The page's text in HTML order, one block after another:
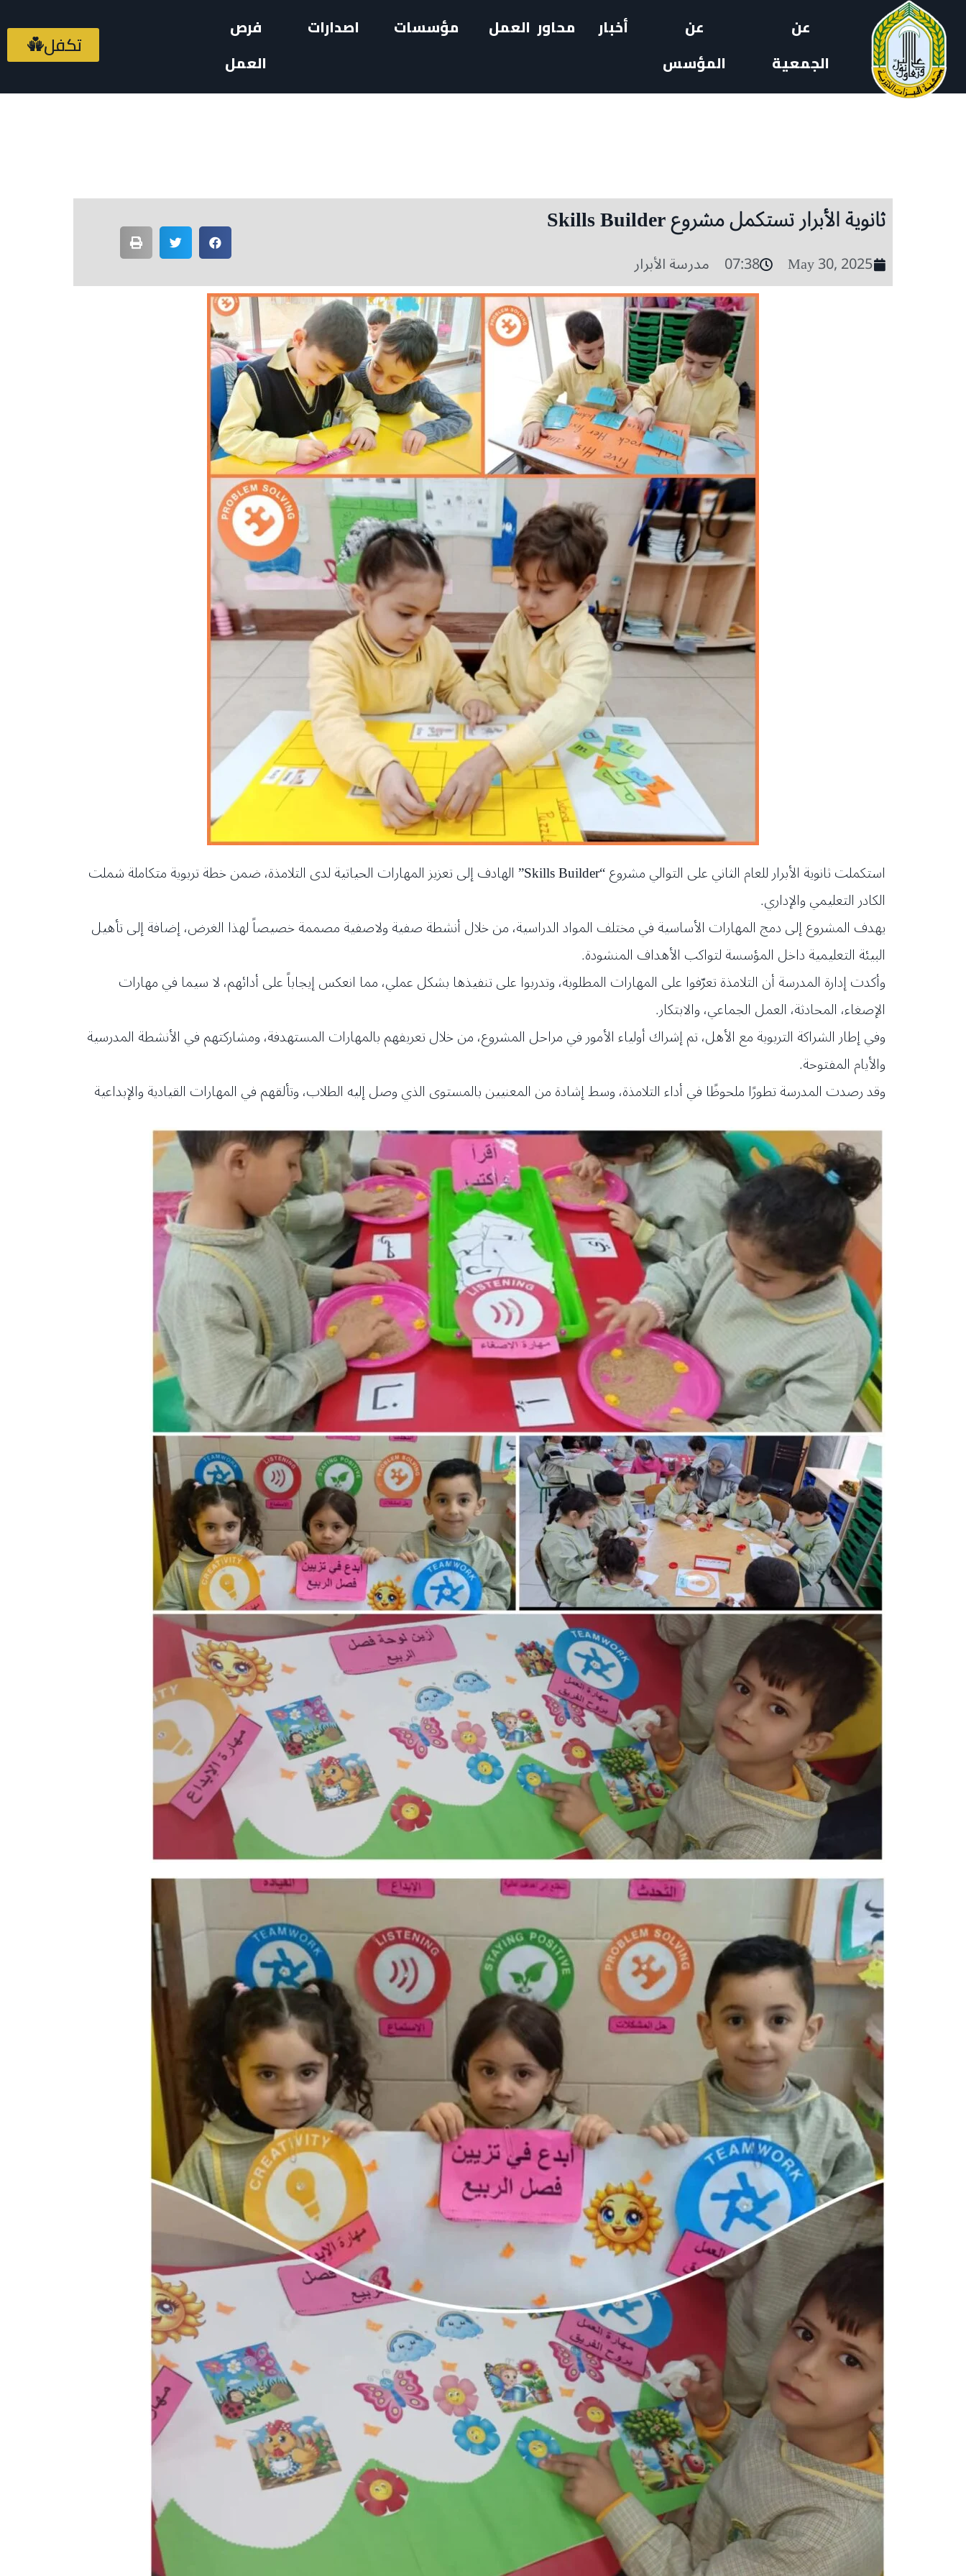
عن
الجمعية
عن
المؤسس
أخبار محاور العمل مؤسسات اصدارات
فرص
العمل
تكفل
ثانوية الأبرار تستكمل مشروع Skills Builder
May 30, 2025
07:38 مدرسة الأبرار
استكملت ثانوية الأبرار للعام الثاني على التوالي مشروع “Skills Builder” الهادف إلى تعزيز المهارات الحياتية لدى التلامذة، ضمن خطة تربوية متكاملة شملت
الكادر التعليمي والإداري.
يهدف المشروع إلى دمج المهارات الأساسية في مختلف المواد الدراسية، من خلال أنشطة صفية ولاصفية مصممة خصيصاً لهذا الغرض، إضافة إلى تأهيل
البيئة التعليمية داخل المؤسسة لتواكب الأهداف المنشودة.
وأكدت إدارة المدرسة أن التلامذة تعرّفوا على المهارات المطلوبة، وتدربوا على تنفيذها بشكل عملي، مما انعكس إيجاباً على أدائهم، لا سيما في مهارات
الإصغاء، المحادثة، العمل الجماعي، والابتكار.
وفي إطار الشراكة التربوية مع الأهل، تم إشراك أولياء الأمور في مراحل المشروع، من خلال تعريفهم بالمهارات المستهدفة، ومشاركتهم في الأنشطة المدرسية
والأيام المفتوحة.
وقد رصدت المدرسة تطورًا ملحوظًا في أداء التلامذة، وسط إشادة من المعنيين بالمستوى الذي وصل إليه الطلاب، وتألقهم في المهارات القيادية والإبداعية